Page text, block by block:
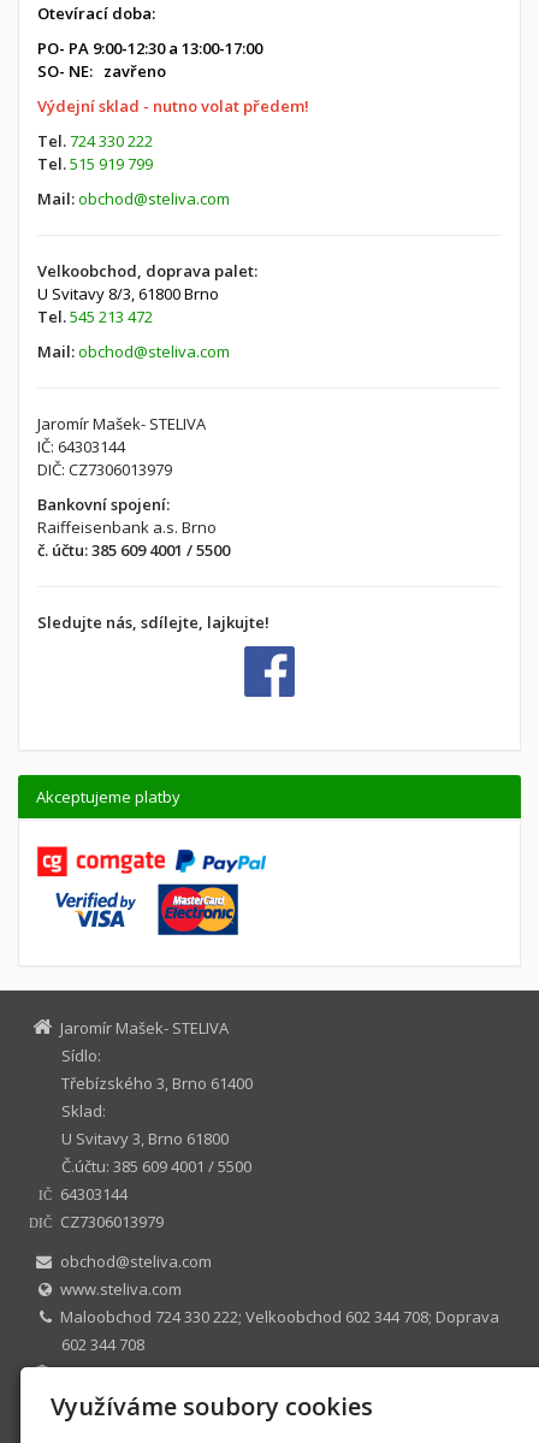
Otevírací doba:
PO- PA 9:00-12:30 a 13:00-17:00
SO- NE: zavřeno
Výdejní sklad - nutno volat předem!
Tel.724 330 222
Tel.515 919 799
Mail:obchod@steliva.com
Velkoobchod, doprava palet:
U Svitavy 8/3,61800 Brno
Tel.545 213 472
Mail:obchod@steliva.com
Jaromír Mašek- STELIVA
IČ: 64303144
DIČ: CZ7306013979
Bankovní spojení:
Raiffeisenbank a.s. Brno
č. účtu: 385 609 4001 / 5500
Sledujte nás, sdílejte, lajkujte!
Akceptujeme platby
Jaromír Mašek- STELIVA
Sídlo:
Třebízského 3, Brno 61400
Sklad:
U Svitavy 3, Brno 61800
Č.účtu: 385 609 4001 / 5500
IČ 64303144
DIČ
CZ7306013979
obchod@steliva.com
www.steliva.com
Maloobchod 724 330 222; Velkoobchod 602 344 708; Doprava
602 344 708
3856094001 / 5500
ŽL č.j ZUMB/32234/2008/Dra/4 ÚMČ Brno sever, registrován
10.6.1996
Využíváme soubory cookies